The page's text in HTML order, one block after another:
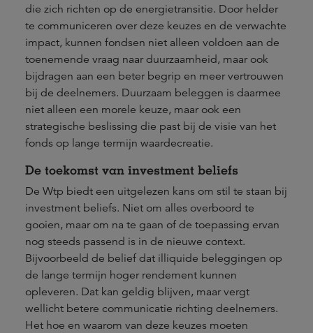
die zich richten op de energietransitie. Door helder
te communiceren over deze keuzes en de verwachte
impact, kunnen fondsen niet alleen voldoen aan de
toenemende vraag naar duurzaamheid, maar ook
bijdragen aan een beter begrip en meer vertrouwen
bij de deelnemers. Duurzaam beleggen is daarmee
niet alleen een morele keuze, maar ook een
strategische beslissing die past bij de visie van het
fonds op lange termijn waardecreatie.
De toekomst van investment beliefs
De Wtp biedt een uitgelezen kans om stil te staan bij
investment beliefs. Niet om alles overboord te
gooien, maar om na te gaan of de toepassing ervan
nog steeds passend is in de nieuwe context.
Bijvoorbeeld de belief dat illiquide beleggingen op
de lange termijn hoger rendement kunnen
opleveren. Dat kan geldig blijven, maar vergt
wellicht betere communicatie richting deelnemers.
Het hoe en waarom van deze keuzes moeten